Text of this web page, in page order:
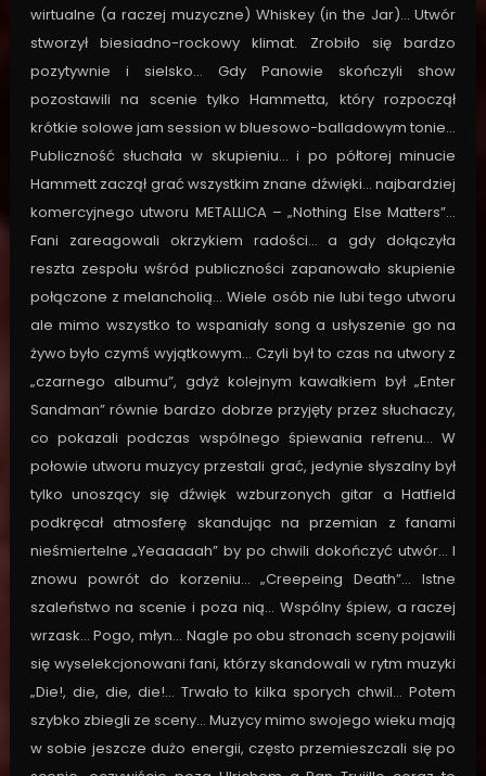
wirtualne (a raczej muzyczne) Whiskey (in the Jar)… Utwór
stworzył biesiadno-rockowy klimat. Zrobiło się bardzo
pozytywnie i sielsko… Gdy Panowie skończyli show
pozostawili na scenie tylko Hammetta, który rozpoczął
krótkie solowe jam session w bluesowo-balladowym tonie…
Publiczność słuchała w skupieniu… i po półtorej minucie
Hammett zaczął grać wszystkim znane dźwięki… najbardziej
komercyjnego utworu METALLICA – „Nothing Else Matters”…
Fani zareagowali okrzykiem radości… a gdy dołączyła
reszta zespołu wśród publiczności zapanowało skupienie
połączone z melancholią… Wiele osób nie lubi tego utworu
ale mimo wszystko to wspaniały song a usłyszenie go na
żywo było czymś wyjątkowym… Czyli był to czas na utwory z
„czarnego albumu”, gdyż kolejnym kawałkiem był „Enter
Sandman” równie bardzo dobrze przyjęty przez słuchaczy,
co pokazali podczas wspólnego śpiewania refrenu… W
połowie utworu muzycy przestali grać, jedynie słyszalny był
tylko unoszący się dźwięk wzburzonych gitar a Hatfield
podkręcał atmosferę skandując na przemian z fanami
nieśmiertelne „Yeaaaaah” by po chwili dokończyć utwór… I
znowu powrót do korzeniu… „Creepeing Death”… Istne
szaleństwo na scenie i poza nią… Wspólny śpiew, a raczej
wrzask… Pogo, młyn… Nagle po obu stronach sceny pojawili
się wyselekcjonowani fani, którzy skandowali w rytm muzyki
„Die!, die, die, die!… Trwało to kilka sporych chwil… Potem
szybko zbiegli ze sceny… Muzycy mimo swojego wieku mają
w sobie jeszcze dużo energii, często przemieszczali się po